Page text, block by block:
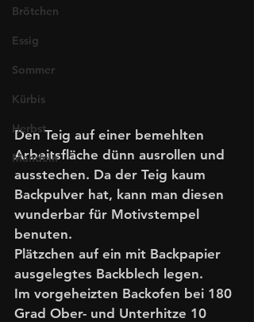
Brötchen
Essig
Sommer
Kürbis
Herbst
Mandeln
Den Teig auf einer bemehlten
Arbeitsfläche dünn ausrollen und
ausstechen. Da der Teig kaum
Backpulver hat, kann man diesen
wunderbar für Motivstempel
benuten.
Plätzchen auf ein mit Backpapier
ausgelegtes Backblech legen.
Im vorgeheizten Backofen bei 180
Grad Ober- und Unterhitze 10